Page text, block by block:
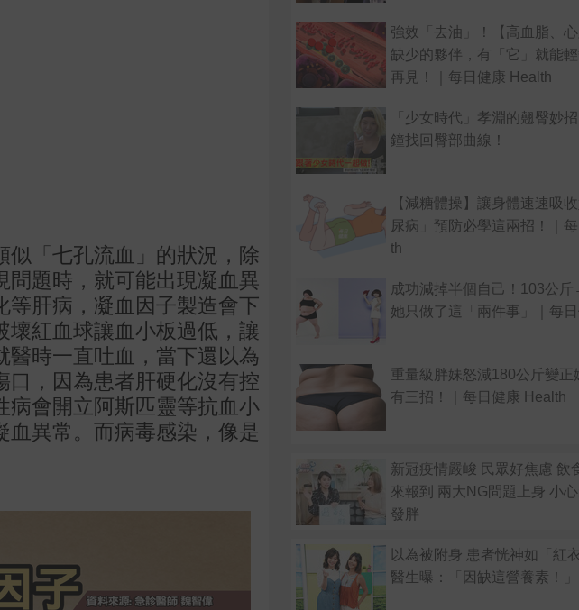
似「七孔流血」的狀況，除
問題時，就可能出現凝血異
等肝病，凝血因子製造會下
壞紅血球讓血小板過低，讓
醫時一直吐血，當下還以為
口，因為患者肝硬化沒有控
病會開立阿斯匹靈等抗血小
異常。而病毒感染，像是
強效「去油」！【高血脂、
缺少的夥伴，有「它」就能
再見！｜每日健康 Health
「少女時代」孝淵的翹臀妙
鐘找回臀部曲線！
【減糖體操】讓身體速速吸
尿病」預防必學這兩招！｜
th
成功減掉半個自己！103公
她只做了這「兩件事」｜每
重量級胖妹怒減180公斤變正
有三招！｜每日健康 Health
新冠疫情嚴峻 民眾好焦慮 飲
來報到 兩大NG問題上身 小
發胖
以為被附身 患者恍神如「紅
醫生曝：「因缺這營養素！」